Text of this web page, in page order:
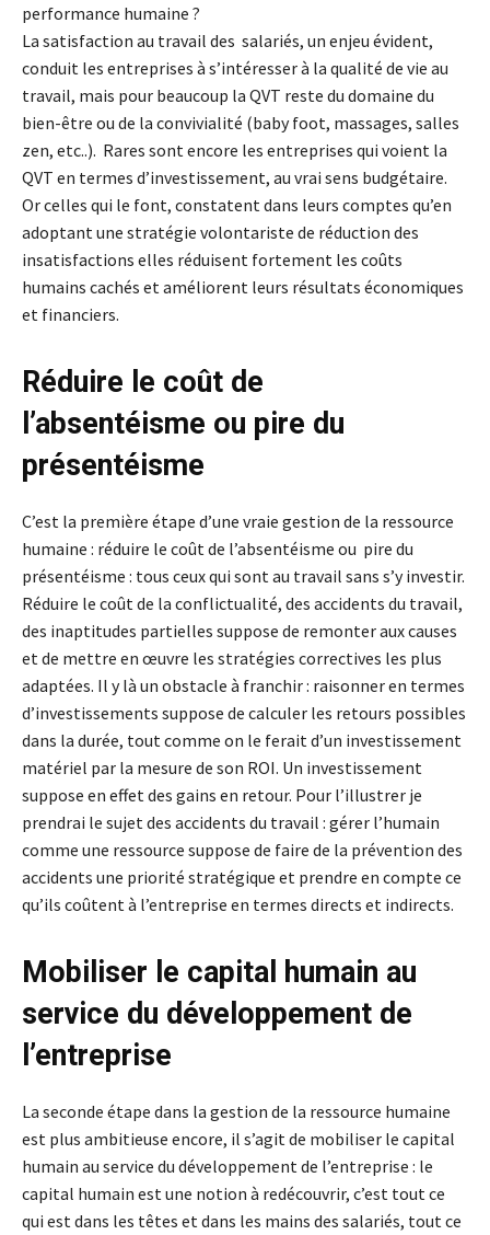
performance humaine ?
La satisfaction au travail des salariés, un enjeu évident,
conduit les entreprises à s’intéresser à la qualité de vie au
travail, mais pour beaucoup la QVT reste du domaine du
bien-être ou de la convivialité (baby foot, massages, salles
zen, etc..). Rares sont encore les entreprises qui voient la
QVT en termes d’investissement, au vrai sens budgétaire.
Or celles qui le font, constatent dans leurs comptes qu’en
adoptant une stratégie volontariste de réduction des
insatisfactions elles réduisent fortement les coûts
humains cachés et améliorent leurs résultats économiques
et financiers.
Réduire le coût de
l’absentéisme ou pire du
présentéisme
C’est la première étape d’une vraie gestion de la ressource
humaine : réduire le coût de l’absentéisme ou pire du
présentéisme : tous ceux qui sont au travail sans s’y investir.
Réduire le coût de la conflictualité, des accidents du travail,
des inaptitudes partielles suppose de remonter aux causes
et de mettre en œuvre les stratégies correctives les plus
adaptées. Il y là un obstacle à franchir : raisonner en termes
d’investissements suppose de calculer les retours possibles
dans la durée, tout comme on le ferait d’un investissement
matériel par la mesure de son ROI. Un investissement
suppose en effet des gains en retour. Pour l’illustrer je
prendrai le sujet des accidents du travail : gérer l’humain
comme une ressource suppose de faire de la prévention des
accidents une priorité stratégique et prendre en compte ce
qu’ils coûtent à l’entreprise en termes directs et indirects.
Mobiliser le capital humain au
service du développement de
l’entreprise
La seconde étape dans la gestion de la ressource humaine
est plus ambitieuse encore, il s’agit de mobiliser le capital
humain au service du développement de l’entreprise : le
capital humain est une notion à redécouvrir, c’est tout ce
qui est dans les têtes et dans les mains des salariés, tout ce